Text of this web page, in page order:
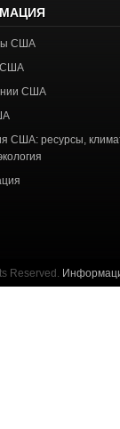
США
США
США
США: ресурсы,
Reserved.